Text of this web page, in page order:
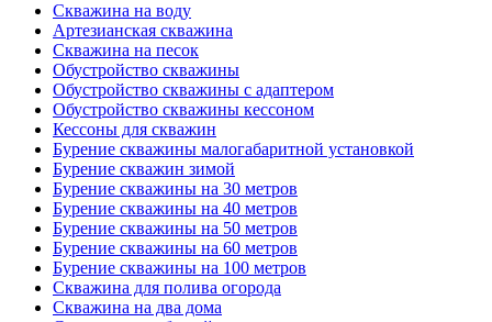
Скважина на воду
Артезианская скважина
Скважина на песок
Обустройство скважины
Обустройство скважины с адаптером
Обустройство скважины кессоном
Кессоны для скважин
Бурение скважины малогабаритной установкой
Бурение скважин зимой
Бурение скважины на 30 метров
Бурение скважины на 40 метров
Бурение скважины на 50 метров
Бурение скважины на 60 метров
Бурение скважины на 100 метров
Скважина для полива огорода
Скважина на два дома